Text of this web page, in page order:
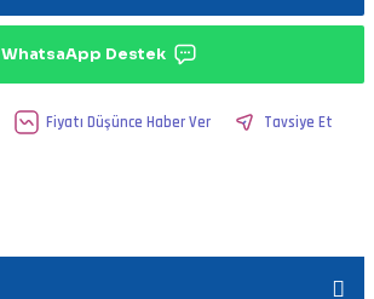
WhatsaApp Destek
Fiyatı Düşünce Haber Ver Tavsiye Et